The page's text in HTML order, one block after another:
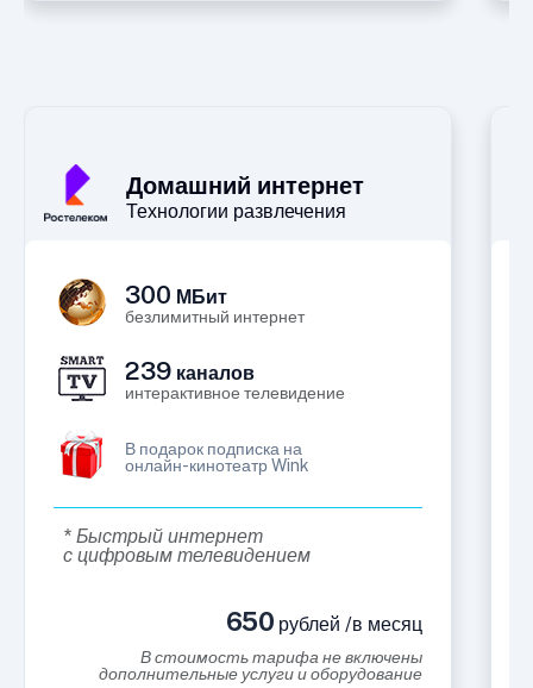
Домашний интернет
Технологии развлечения
300 МБит
безлимитный интернет
239 каналов
интерактивное телевидение
В подарок подписка на
онлайн-кинотеатр Wink
* Быстрый интернет
с цифровым телевидением
650 рублей /в месяц
В стоимость тарифа не включены
дополнительные услуги и оборудование